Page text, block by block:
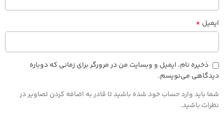
ایمیل *
ذخیره نام، ایمیل و وبسایت من در مرورگر برای زمانی که دوباره
دیدگاهی می‌نویسم.
شما باید وارد حساب خود شده باشید تا قادر به اضافه کردن تصاویر در
نظرات باشید.